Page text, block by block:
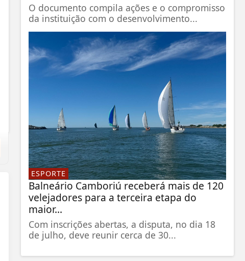
O documento compila ações e o compromisso
da instituição com o desenvolvimento...
ESPORTE
Balneário Camboriú receberá mais de 120
velejadores para a terceira etapa do
maior...
Com inscrições abertas, a disputa, no dia 18
de julho, deve reunir cerca de 30...